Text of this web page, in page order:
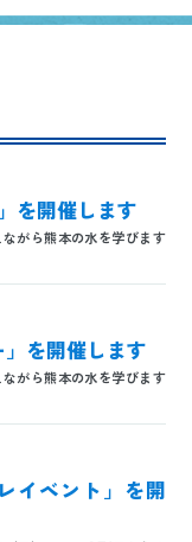
ド
を開催します
がら熊本の水を学びます
を開催します
がら熊本の水を学びます
イベント」を開